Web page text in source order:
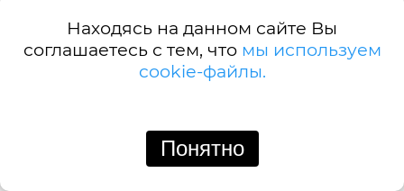
Двухэтажный дом c террасой с 5 спальнями
№РБ-53
Находясь на данном сайте Вы
соглашаетесь с тем, что мы используем
cookie-файлы.
Понятно